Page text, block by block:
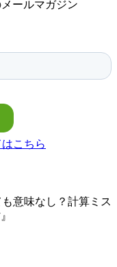
意味なし？計算ミス